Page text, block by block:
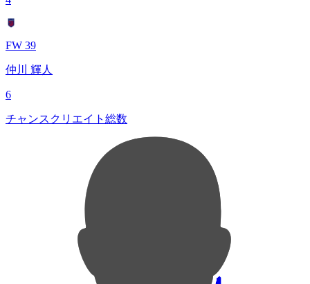
FW 39
仲川 輝人
6
チャンスクリエイト総数